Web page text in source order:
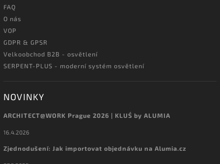
FAQ
O nás
VOP
GDPR & GPSR
Velkoobchod B2B - osvětlení
SERPENT-PLUS - moderní systém osvětlení
NOVINKY
ARCHITECT@WORK Prague 2026 | KLUŚ by ALUMIA
16.4.2026
Zjednodušení: Jak importovat objednávku na Alumia.cz